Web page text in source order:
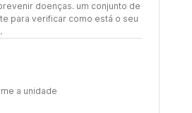
doenças. um conjunto de
para verificar como está o seu
a unidade